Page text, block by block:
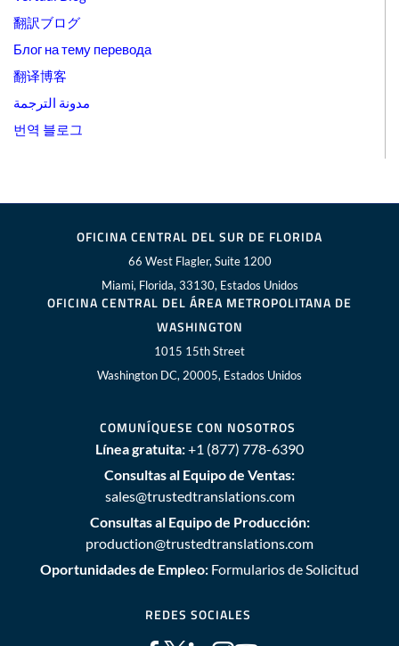
翻訳ブログ
Блог на тему перевода
翻译博客
مدونة الترجمة
번역 블로그
OFICINA CENTRAL DEL SUR DE FLORIDA
66 West Flagler, Suite 1200
Miami, Florida, 33130, Estados Unidos
OFICINA CENTRAL DEL ÁREA METROPOLITANA DE
WASHINGTON
1015 15th Street
Washington DC, 20005, Estados Unidos
COMUNÍQUESE CON NOSOTROS
Línea gratuita:+1 (877) 778-6390
Consultas al Equipo de Ventas:
sales@trustedtranslations.com
Consultas al Equipo de Producción:
production@trustedtranslations.com
Oportunidades de Empleo: Formularios de Solicitud
REDES SOCIALES